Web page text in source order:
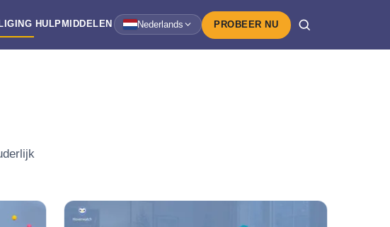
HULPMIDDELEN Nederlands PROBEER NU